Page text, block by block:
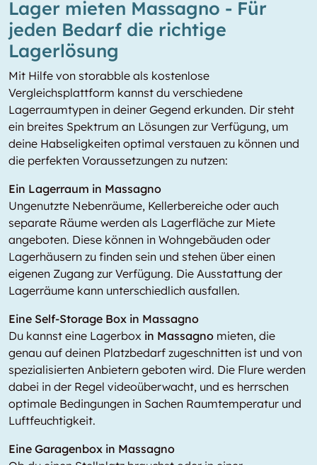
Lager mieten Massagno - Für
jeden Bedarf die richtige
Lagerlösung
Mit Hilfe von storabble als kostenlose
Vergleichsplattform kannst du verschiedene
Lagerraumtypen in deiner Gegend erkunden. Dir steht
ein breites Spektrum an Lösungen zur Verfügung, um
deine Habseligkeiten optimal verstauen zu können und
die perfekten Voraussetzungen zu nutzen:
Ein Lagerraum in Massagno
Ungenutzte Nebenräume, Kellerbereiche oder auch
separate Räume werden als Lagerfläche zur Miete
angeboten. Diese können in Wohngebäuden oder
Lagerhäusern zu finden sein und stehen über einen
eigenen Zugang zur Verfügung. Die Ausstattung der
Lagerräume kann unterschiedlich ausfallen.
Eine Self-Storage Box in Massagno
Du kannst eine Lagerbox in Massagno mieten, die
genau auf deinen Platzbedarf zugeschnitten ist und von
spezialisierten Anbietern geboten wird. Die Flure werden
dabei in der Regel videoüberwacht, und es herrschen
optimale Bedingungen in Sachen Raumtemperatur und
Luftfeuchtigkeit.
Eine Garagenbox in Massagno